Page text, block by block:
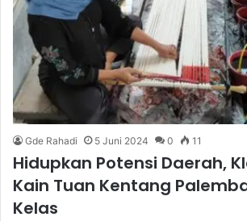
Gde Rahadi 5 Juni 2024 0 11
Hidupkan Potensi Daerah,
Kain Tuan Kentang
Kelas